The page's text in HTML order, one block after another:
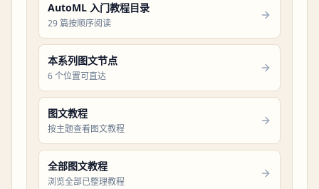
AutoML 入门教程目录
29 篇按顺序阅读
本系列图文节点
6 个位置可直达
图文教程
按主题查看图文教程
全部图文教程
浏览全部已整理教程